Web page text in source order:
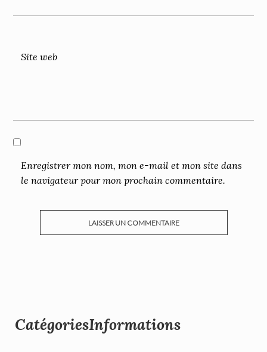
Site web
Enregistrer mon nom, mon e-mail et mon site dans
le navigateur pour mon prochain commentaire.
CatégoriesInformations